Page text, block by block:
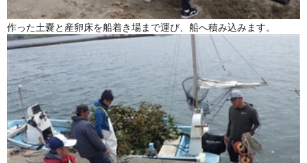
作った土嚢と産卵床を船着き場まで運び、船へ積み込みます。